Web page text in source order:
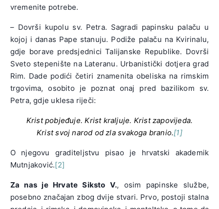
vremenite potrebe.
– Dovrši kupolu sv. Petra. Sagradi papinsku palaču u
kojoj i danas Pape stanuju. Podiže palaču na Kvirinalu,
gdje borave predsjednici Talijanske Republike. Dovrši
Sveto stepenište na Lateranu. Urbanistički dotjera grad
Rim. Dade podići četiri znamenita obeliska na rimskim
trgovima, osobito je poznat onaj pred bazilikom sv.
Petra, gdje uklesa riječi:
Krist pobjeđuje. Krist kraljuje. Krist zapovijeda.
Krist svoj narod od zla svakoga branio.[1]
O njegovu graditeljstvu pisao je hrvatski akademik
Mutnjaković.[2]
Za nas je Hrvate Siksto V., osim papinske službe,
posebno značajan zbog dvije stvari. Prvo, postoji stalna